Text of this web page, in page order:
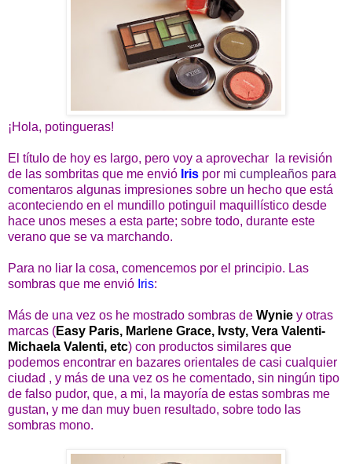
¡Hola, potingueras!
El título de hoy es largo, pero voy a aprovechar la revisión
de las sombritas que me envió Iris por mi cumpleaños para
comentaros algunas impresiones sobre un hecho que está
aconteciendo en el mundillo potinguil maquillístico desde
hace unos meses a esta parte; sobre todo, durante este
verano que se va marchando.
Para no liar la cosa, comencemos por el principio. Las
sombras que me envió Iris:
Más de una vez os he mostrado sombras de Wynie y otras
marcas (Easy Paris, Marlene Grace, Ivsty, Vera Valenti-
Michaela Valenti, etc) con productos similares que
podemos encontrar en bazares orientales de casi cualquier
ciudad , y más de una vez os he comentado, sin ningún tipo
de falso pudor, que, a mi, la mayoría de estas sombras me
gustan, y me dan muy buen resultado, sobre todo las
sombras mono.